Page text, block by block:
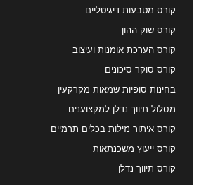
קורס מטבעות דיגיטליים
קורס שוק ההון
קורס הערכת אומנות ועיצוב
קורס סוקר סיכונים
בחינות סופיות שמאות מקרקעין
מסלול תיווך נדלן למקצוענים
קורס איתור נזילות בכלים תרמיים
קורס ייעוץ משכנתאות
קורס תיווך נדלן